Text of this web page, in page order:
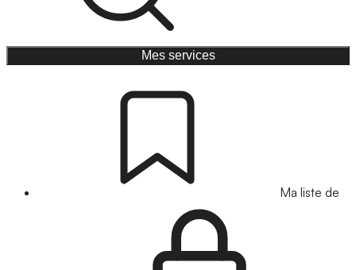
Mes services
Ma liste de